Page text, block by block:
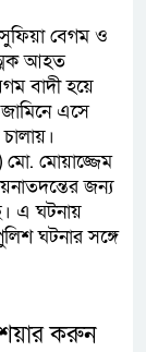
বেগম ও
আহত
বাদী হয়ে
এসে
মো. মোয়াজ্জেম
জন্য
এ ঘটনায়
ঘটনার সঙ্গে
করুন